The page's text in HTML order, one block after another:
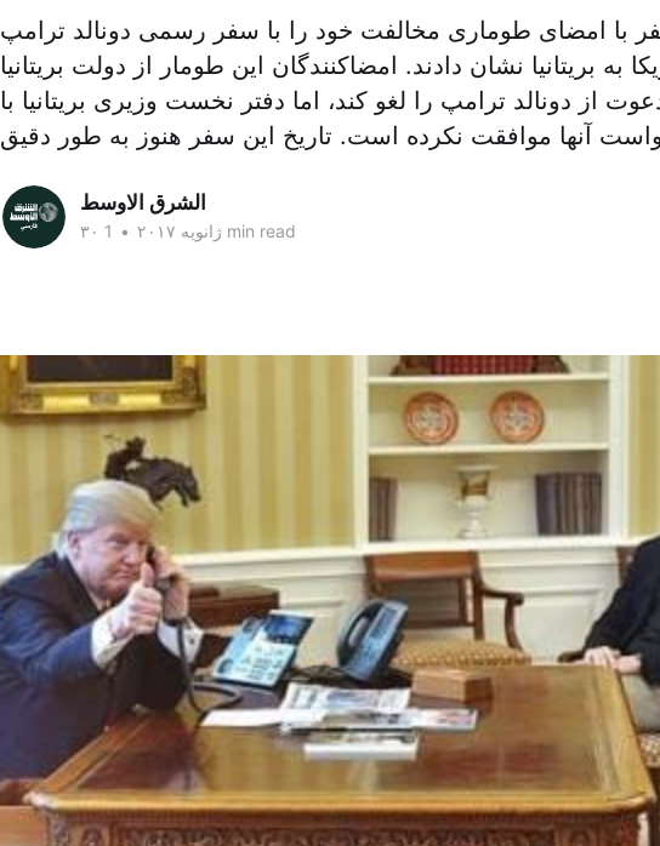
با امضای طوماری مخالفت خود را با سفر رسمی دونالد ترامپ
به بریتانیا نشان دادند. امضاکنندگان این طومار از دولت بریتانیا
از دونالد ترامپ را لغو کند، اما دفتر نخست وزیری بریتانیا با
الشرق الاوسط
۳۰ ژانویه ۲۰۱۷ • 1 min read